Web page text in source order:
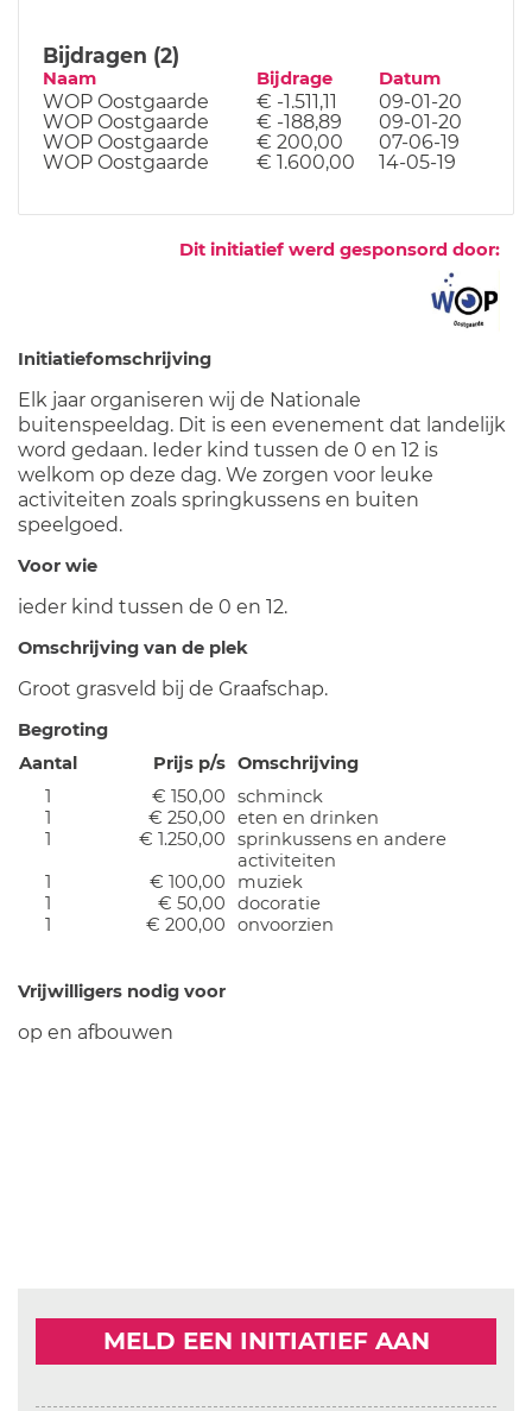
Bijdragen (2)
Naam Bijdrage Datum
WOP Oostgaarde € -1.511,11
09-01-20
WOP Oostgaarde
€ -188,89
09-01-20
WOP Oostgaarde
€ 200,00
07-06-19
WOP Oostgaarde
€ 1.600,00 14-05-19
Dit initiatief werd gesponsord door:
Initiatiefomschrijving
Elk jaar organiseren wij de Nationale
buitenspeeldag. Dit is een evenement dat landelijk
word gedaan. Ieder kind tussen de 0 en 12 is
welkom op deze dag. We zorgen voor leuke
activiteiten zoals springkussens en buiten
speelgoed.
Voor wie
ieder kind tussen de 0 en 12.
Omschrijving van de plek
Groot grasveld bij de Graafschap.
Begroting
Aantal
Prijs p/s Omschrijving
1
€ 150,00
schminck
1
€ 250,00
eten en drinken
1
€ 1.250,00
sprinkussens en andere
activiteiten
1
€ 100,00
muziek
1
€ 50,00
docoratie
1
€ 200,00 onvoorzien
Vrijwilligers nodig voor
op en afbouwen
MELD EEN INITIATIEF AAN